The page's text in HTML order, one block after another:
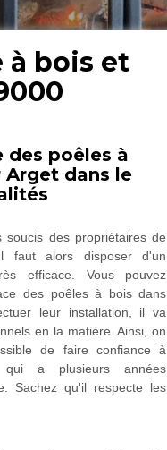
à bois et
des poêles à
Arget dans le
des propriétaires de
faut alors disposer d'un
efficace. Vous pouvez
des poêles à bois dans
leur installation, il va
en la matière. Ainsi, on
de faire confiance à
qui a plusieurs années
Sachez qu'il respecte les